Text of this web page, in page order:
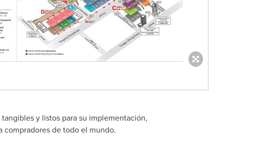
y listos para su implementación,
compradores de todo el mundo.